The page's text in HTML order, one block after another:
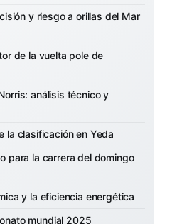
y riesgo a orillas del Mar
de la vuelta pole de
análisis técnico y
la clasificación en Yeda
para la carrera del domingo
y la eficiencia energética
mundial 2025